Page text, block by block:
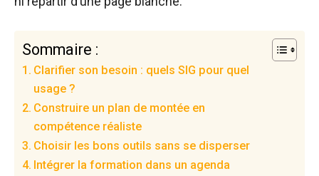
Sommaire :
Clarifier son besoin : quels SIG pour quel
usage ?
Construire un plan de montée en
compétence réaliste
Choisir les bons outils sans se disperser
Intégrer la formation dans un agenda